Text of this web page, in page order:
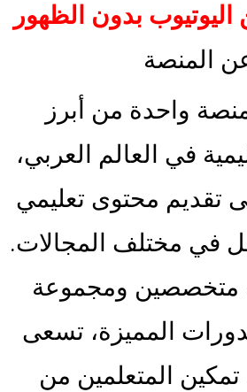
بدون الظهور
المنصة
واحدة من أبرز
في العالم العربي،
تقديم محتوى تعليمي
في مختلف المجالات.
متخصصين ومجموعة
المميزة، تسعى
تمكين المتعلمين من